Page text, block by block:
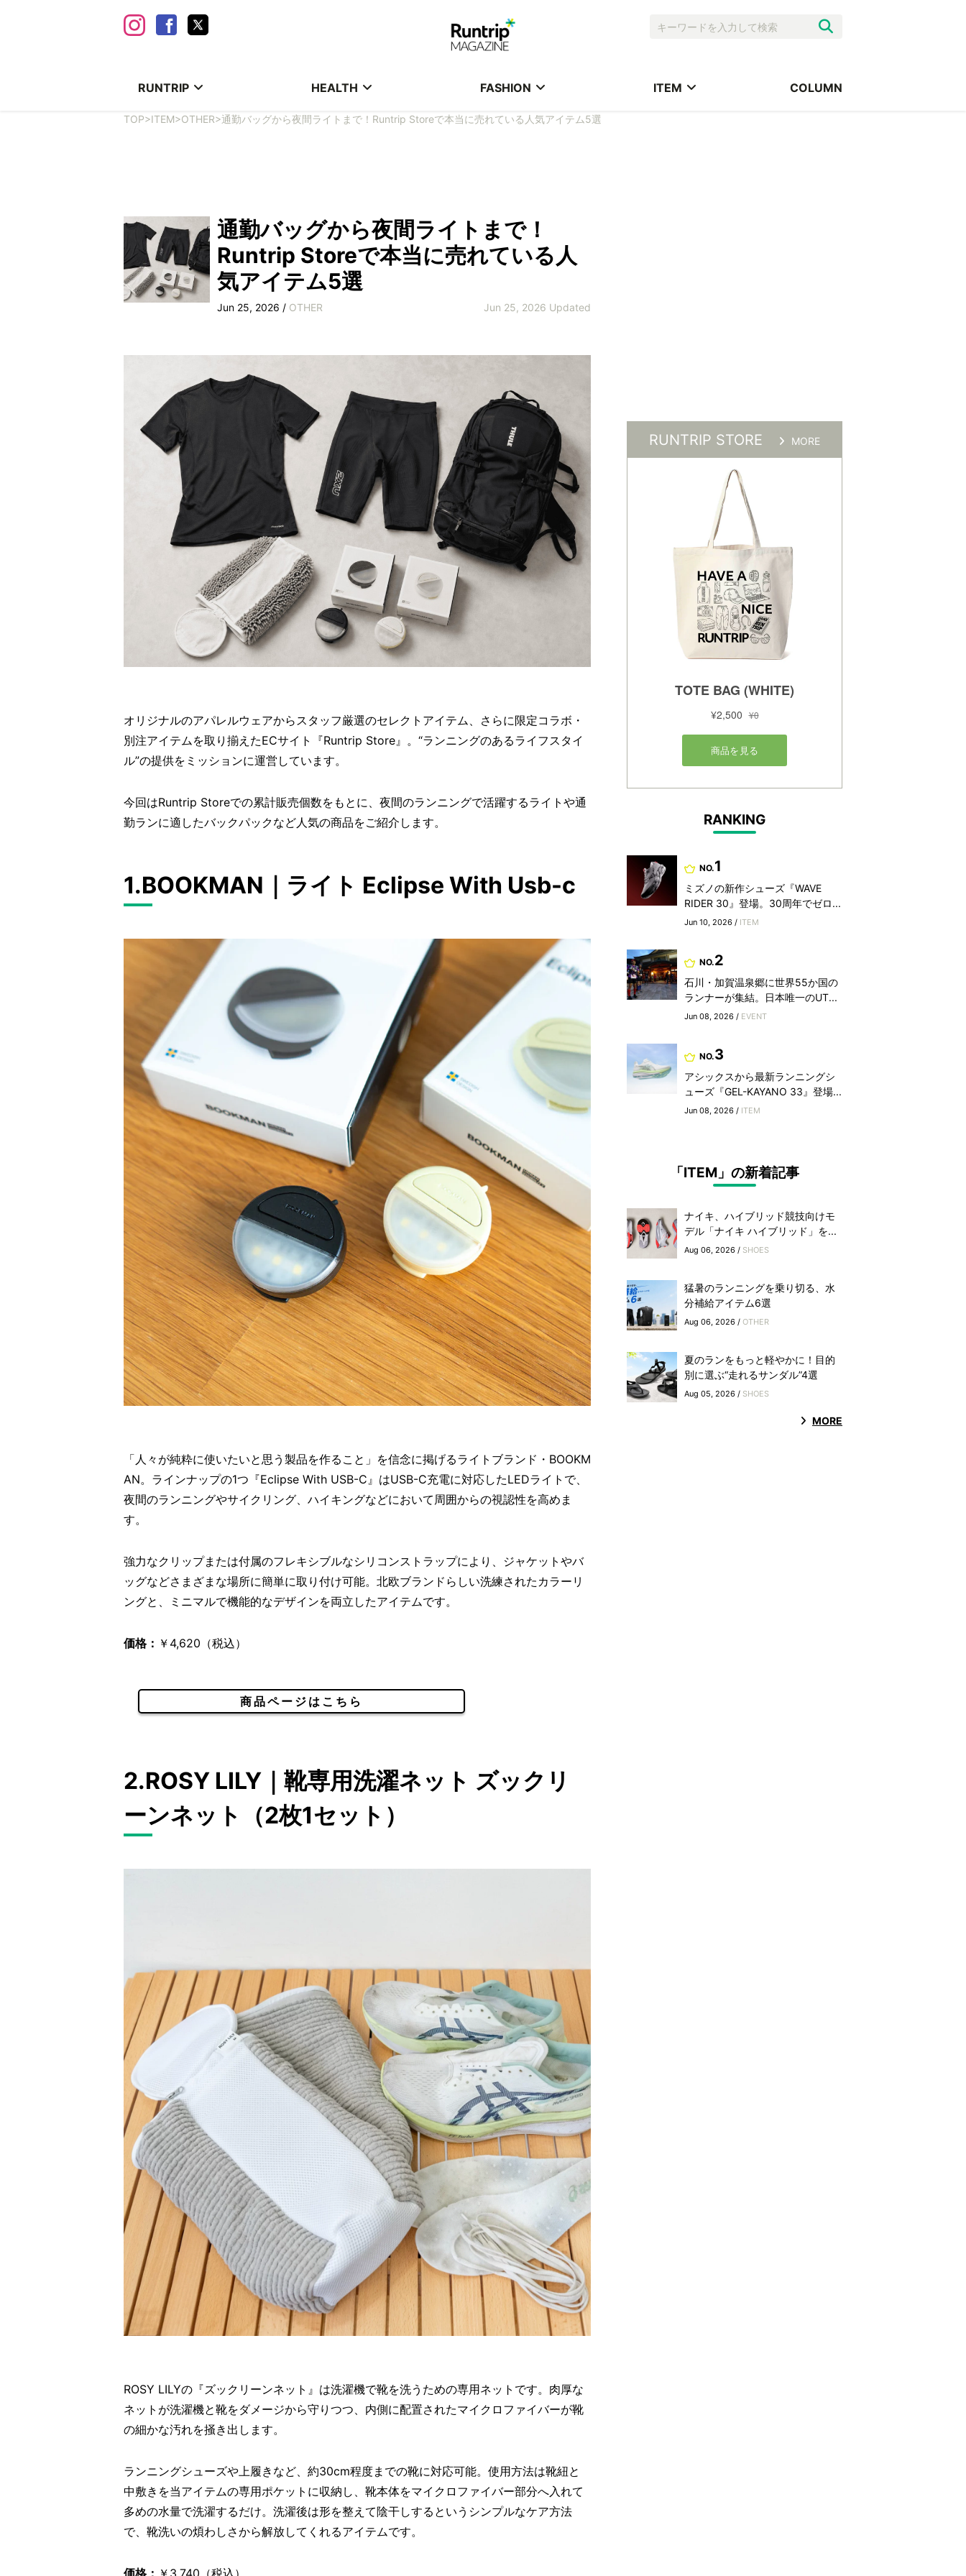
RUNTRIP HEALTH FASHION ITEM COLUMN
TOP>ITEM>OTHER>通勤バッグから夜間ライトまで！Runtrip Storeで本当に売れている人気アイテム5選
通勤バッグから夜間ライトまで！
Runtrip Storeで本当に売れている人
気アイテム5選
Jun 25, 2026 / OTHER Jun 25, 2026 Updated
オリジナルのアパレルウェアからスタッフ厳選のセレクトアイテム、さらに限定コラボ・
別注アイテムを取り揃えたECサイト『Runtrip Store』。“ランニングのあるライフスタイ
ル”の提供をミッションに運営しています。
今回はRuntrip Storeでの累計販売個数をもとに、夜間のランニングで活躍するライトや通
勤ランに適したバックパックなど人気の商品をご紹介します。
1.BOOKMAN｜ライト Eclipse With Usb-c
「人々が純粋に使いたいと思う製品を作ること」を信念に掲げるライトブランド・BOOKM
AN。ラインナップの1つ『Eclipse With USB-C』はUSB-C充電に対応したLEDライトで、
夜間のランニングやサイクリング、ハイキングなどにおいて周囲からの視認性を高めま
す。
強力なクリップまたは付属のフレキシブルなシリコンストラップにより、ジャケットやバ
ッグなどさまざまな場所に簡単に取り付け可能。北欧ブランドらしい洗練されたカラーリ
ングと、ミニマルで機能的なデザインを両立したアイテムです。
価格： ￥4,620（税込）
商品ページはこちら
2.ROSY LILY｜靴専用洗濯ネット ズックリ
ーンネット（2枚1セット）
ROSY LILYの『ズックリーンネット』は洗濯機で靴を洗うための専用ネットです。肉厚な
ネットが洗濯機と靴をダメージから守りつつ、内側に配置されたマイクロファイバーが靴
の細かな汚れを掻き出します。
ランニングシューズや上履きなど、約30cm程度までの靴に対応可能。使用方法は靴紐と
中敷きを当アイテムの専用ポケットに収納し、靴本体をマイクロファイバー部分へ入れて
多めの水量で洗濯するだけ。洗濯後は形を整えて陰干しするというシンプルなケア方法
で、靴洗いの煩わしさから解放してくれるアイテムです。
価格： ￥3,740（税込）
RUNTRIP STORE MORE
RANKING
NO.1
ミズノの新作シューズ『WAVE
RIDER 30』登場。30周年でゼロ...
Jun 10, 2026 / ITEM
NO.2
石川・加賀温泉郷に世界55か国の
ランナーが集結。日本唯一のUT...
Jun 08, 2026 / EVENT
NO.3
アシックスから最新ランニングシ
ューズ『GEL-KAYANO 33』登場...
Jun 08, 2026 / ITEM
「ITEM」の新着記事
ナイキ、ハイブリッド競技向けモ
デル「ナイキ ハイブリッド」を...
Aug 06, 2026 / SHOES
猛暑のランニングを乗り切る、水
分補給アイテム6選
Aug 06, 2026 / OTHER
夏のランをもっと軽やかに！目的
別に選ぶ“走れるサンダル”4選
Aug 05, 2026 / SHOES
MORE